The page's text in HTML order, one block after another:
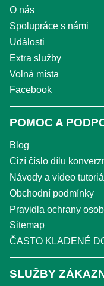
O nás
Spolupráce s námi
Události
Extra služby
Volná místa
Facebook
POMOC A
Blog
Cizí číslo dílu
Návody a video
Obchodní podmínky
Pravidla ochrany
Sitemap
ČASTO KLADENÉ
SLUŽBY